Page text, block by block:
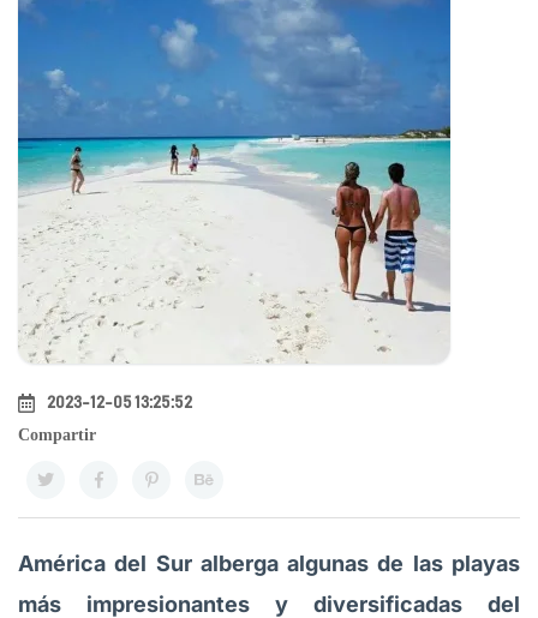
2023-12-05 13:25:52
Compartir
América del Sur alberga algunas de las playas
más impresionantes y diversificadas del